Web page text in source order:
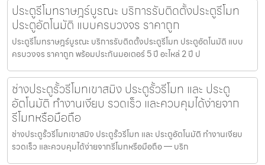
ประตูรีโมทราษฎร์บูรณะ บริการรับติดตั้งประตูรีโมท
ประตูอัตโนมัติ แบบครบวงจร ราคาถูก
ประตูรีโมทราษฎร์บูรณะ บริการรับติดตั้งประตูรีโมท ประตูอัตโนมัติ แบบ
ครบวงจร ราคาถูก พร้อมประกันมอเตอร์ 5 ปี อะไหล่ 2 ปี ป
ช่างประตูรั้วรีโมทเขาสมิง ประตูรั้วรีโมท และ ประตู
อัตโนมัติ ทำงานเงียบ รวดเร็ว และควบคุมได้ง่ายจาก
รีโมทหรือมือถือ
ช่างประตูรั้วรีโมทเขาสมิง ประตูรั้วรีโมท และ ประตูอัตโนมัติ ทำงานเงียบ
รวดเร็ว และควบคุมได้ง่ายจากรีโมทหรือมือถือ — บริก